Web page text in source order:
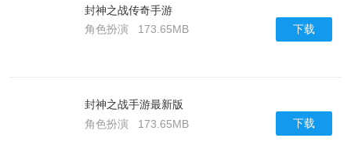
封神之战传奇手游
角色扮演
173.65MB 下载
封神之战手游最新版
角色扮演
173.65MB 下载